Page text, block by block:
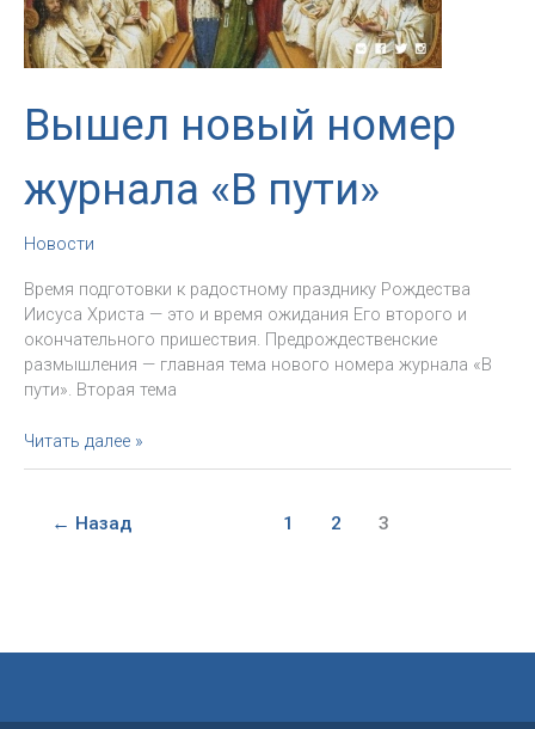
Вышел новый номер
журнала «В пути»
Новости
Время подготовки к радостному празднику Рождества
Иисуса Христа — это и время ожидания Его второго и
окончательного пришествия. Предрождественские
размышления — главная тема нового номера журнала «В
пути». Вторая тема
Вышел
новый
журнала
Читать далее »
← Назад 1 2 3